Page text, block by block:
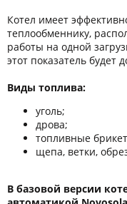
Котел имеет
теплообменнику,
работы на одной
этот показатель будет
Виды топлива:
уголь;
дрова;
топливные
щепа, ветки,
В базовой версии